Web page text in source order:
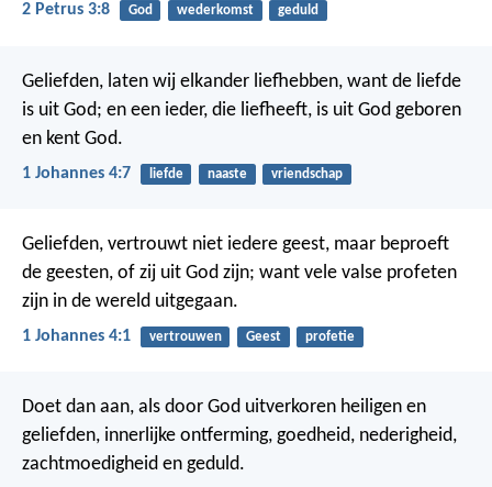
2 Petrus 3:8 God wederkomst geduld
Geliefden, laten wij elkander liefhebben, want de liefde
is uit God; en een ieder, die liefheeft, is uit God geboren
en kent God.
1 Johannes 4:7 liefde naaste vriendschap
Geliefden, vertrouwt niet iedere geest, maar beproeft
de geesten, of zij uit God zijn; want vele valse profeten
zijn in de wereld uitgegaan.
1 Johannes 4:1 vertrouwen Geest profetie
Doet dan aan, als door God uitverkoren heiligen en
geliefden, innerlijke ontferming, goedheid, nederigheid,
zachtmoedigheid en geduld.